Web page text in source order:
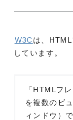
W3C は、
しています。
「HTMLフ
を複数のビ
ィンドウ）